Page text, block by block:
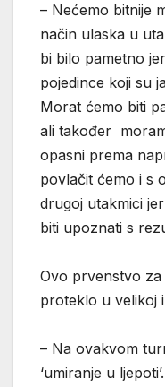
– Nećemo bitnije
način ulaska u
bi bilo pametno
pojedince koji su
Morat ćemo biti
ali također
opasni prema
povlačit ćemo i s
drugoj utakmici
biti upoznati s
Ovo prvenstvo za
proteklo u velikoj
– Na ovakvom
‘umiranje u